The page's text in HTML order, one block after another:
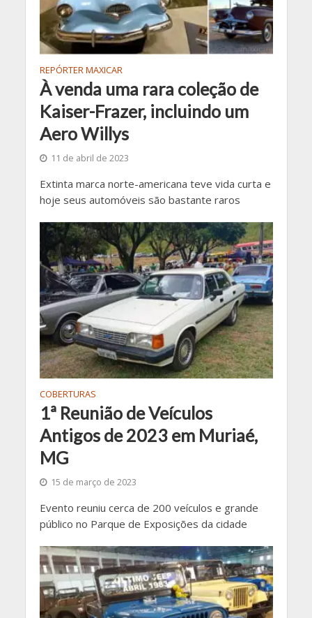
REPÓRTER MAXICAR
À venda uma rara coleção de
Kaiser-Frazer, incluindo um
Aero Willys
11 de abril de 2023
Extinta marca norte-americana teve vida curta e
hoje seus automóveis são bastante raros
COBERTURAS
1ª Reunião de Veículos
Antigos de 2023 em Muriaé,
MG
15 de março de 2023
Evento reuniu cerca de 200 veículos e grande
público no Parque de Exposições da cidade